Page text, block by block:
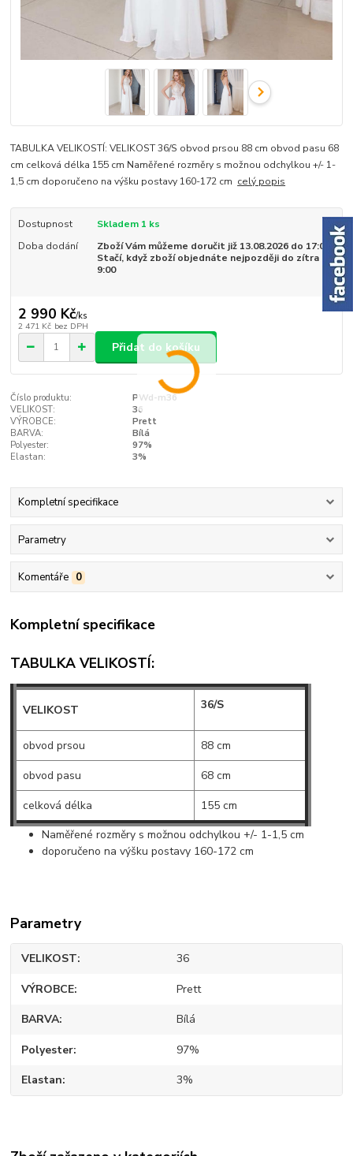
TABULKA VELIKOSTÍ: VELIKOST 36/S obvod prsou 88 cm obvod pasu 68
cm celková délka 155 cm Naměřené rozměry s možnou odchylkou +/- 1-
1,5 cm doporučeno na výšku postavy 160-172 cm celý popis
Dostupnost
Skladem 1 ks
Doba dodání
Zboží Vám můžeme doručit již 13.08.2026 do 17:00.
Stačí, když zboží objednáte nejpozději do zítra do
9:00
2 990 Kč/ks
2 471 Kč bez DPH
Přidat do košíku
Číslo produktu:
PWd-m36
VELIKOST:
36
VÝROBCE:
Prett
BARVA:
Bílá
Polyester:
97%
Elastan:
3%
Kompletní specifikace
Parametry
Komentáře 0
Kompletní specifikace
TABULKA VELIKOSTÍ:
VELIKOST 36/S
obvod prsou
88 cm
obvod pasu
68 cm
celková délka
155 cm
Naměřené rozměry s možnou odchylkou +/- 1-1,5 cm
doporučeno na výšku postavy 160-172 cm
Parametry
VELIKOST 36
VÝROBCE Prett
BARVA Bílá
Polyester 97%
Elastan 3%